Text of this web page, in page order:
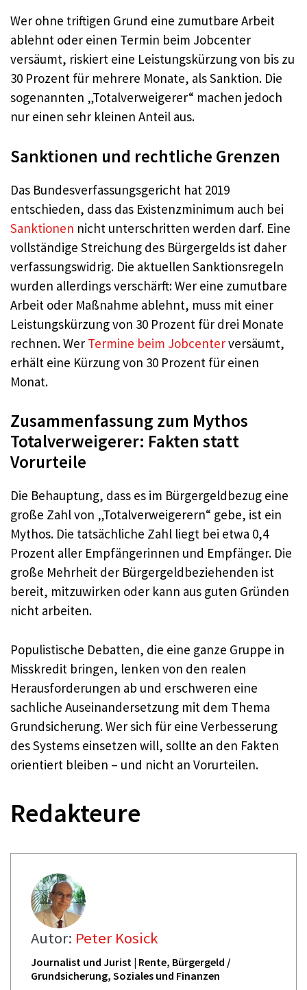
Wer ohne triftigen Grund eine zumutbare Arbeit
ablehnt oder einen Termin beim Jobcenter
versäumt, riskiert eine Leistungskürzung von bis zu
30 Prozent für mehrere Monate, als Sanktion. Die
sogenannten „Totalverweigerer“ machen jedoch
nur einen sehr kleinen Anteil aus.
Sanktionen und rechtliche Grenzen
Das Bundesverfassungsgericht hat 2019
entschieden, dass das Existenzminimum auch bei
Sanktionen nicht unterschritten werden darf. Eine
vollständige Streichung des Bürgergelds ist daher
verfassungswidrig. Die aktuellen Sanktionsregeln
wurden allerdings verschärft: Wer eine zumutbare
Arbeit oder Maßnahme ablehnt, muss mit einer
Leistungskürzung von 30 Prozent für drei Monate
rechnen. Wer Termine beim Jobcenterversäumt,
erhält eine Kürzung von 30 Prozent für einen
Monat.
Zusammenfassung zum Mythos
Totalverweigerer: Fakten statt
Vorurteile
Die Behauptung, dass es im Bürgergeldbezug eine
große Zahl von „Totalverweigerern“ gebe, ist ein
Mythos. Die tatsächliche Zahl liegt bei etwa 0,4
Prozent aller Empfängerinnen und Empfänger. Die
große Mehrheit der Bürgergeldbeziehenden ist
bereit, mitzuwirken oder kann aus guten Gründen
nicht arbeiten.
Populistische Debatten, die eine ganze Gruppe in
Misskredit bringen, lenken von den realen
Herausforderungen ab und erschweren eine
sachliche Auseinandersetzung mit dem Thema
Grundsicherung. Wer sich für eine Verbesserung
des Systems einsetzen will, sollte an den Fakten
orientiert bleiben – und nicht an Vorurteilen.
Redakteure
Autor: Peter Kosick
Journalist und Jurist | Rente, Bürgergeld /
Grundsicherung, Soziales und Finanzen